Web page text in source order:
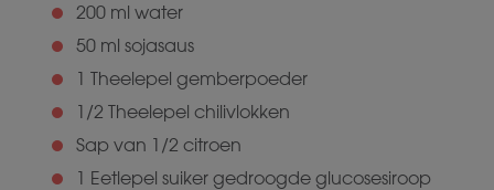
200 ml water
50 ml sojasaus
1 Theelepel gemberpoeder
1/2 Theelepel chilivlokken
Sap van 1/2 citroen
1 Eetlepel suiker gedroogde glucosesiroop